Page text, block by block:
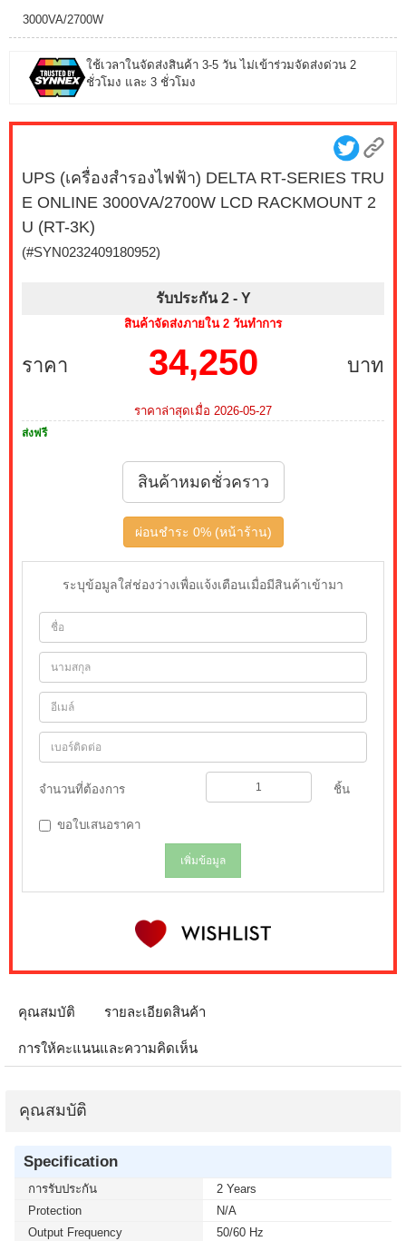
3000VA/2700W
ใช้เวลาในจัดส่งสินค้า 3-5 วัน ไม่เข้าร่วมจัดส่งด่วน 2
ชั่วโมง และ 3 ชั่วโมง
UPS (เครื่องสำรองไฟฟ้า) DELTA RT-SERIES TRU
E ONLINE 3000VA/2700W LCD RACKMOUNT 2
U (RT-3K)
(#SYN0232409180952)
รับประกัน 2 - Y
สินค้าจัดส่งภายใน 2 วันทำการ
ราคา บาท
34,250
ราคาล่าสุดเมื่อ 2026-05-27
ส่งฟรี
สินค้าหมดชั่วคราว
ผ่อนชำระ 0% (หน้าร้าน)
ระบุข้อมูลใส่ช่องว่างเพื่อแจ้งเตือนเมื่อมีสินค้าเข้ามา
จำนวนที่ต้องการ ชิ้น
ขอใบเสนอราคา
เพิ่มข้อมูล
คุณสมบัติ รายละเอียดสินค้า
การให้คะแนนและความคิดเห็น
คุณสมบัติ
Specification
การรับประกัน
2 Years
Protection
N/A
Output Frequency
50/60 Hz